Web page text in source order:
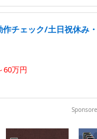
チェック/土日祝休み
60万円